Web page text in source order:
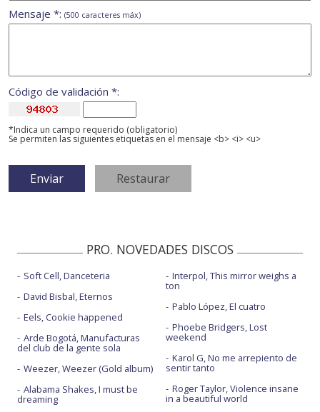
Mensaje *: (500 caracteres máx)
Código de validación *:
*Indica un campo requerido (obligatorio)
Se permiten las siguientes etiquetas en el mensaje <b> <i> <u>
PRO. NOVEDADES DISCOS
Soft Cell, Danceteria
David Bisbal, Eternos
Eels, Cookie happened
Arde Bogotá, Manufacturas
del club de la gente sola
Weezer, Weezer (Gold album)
Alabama Shakes, I must be
dreaming
Interpol, This mirror weighs a
ton
Pablo López, El cuatro
Phoebe Bridgers, Lost
weekend
Karol G, No me arrepiento de
sentir tanto
Roger Taylor, Violence insane
in a beautiful world